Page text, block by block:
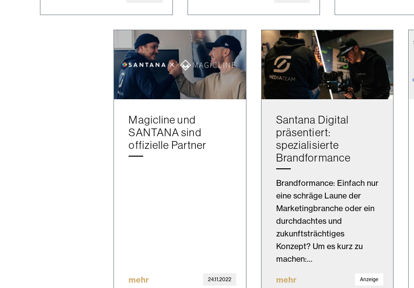
Magicline und
SANTANA sind
offizielle Partner
mehr 24.11.2022
Santana Digital
präsentiert:
spezialisierte
Brandformance
Brandformance: Einfach nur
eine schräge Laune der
Marketingbranche oder ein
durchdachtes und
zukunftsträchtiges
Konzept? Um es kurz zu
machen:…
mehr Anzeige